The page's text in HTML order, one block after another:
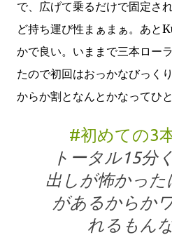
で、広げて乗るだけで固定さ
ど持ち運び性まぁまぁ。あと
かで良い。いままで三本ロー
たので初回はおっかなびっく
からか割となんとかなってひと
#初めての3
トータル15分
出しが怖かった
があるからか
れるもん